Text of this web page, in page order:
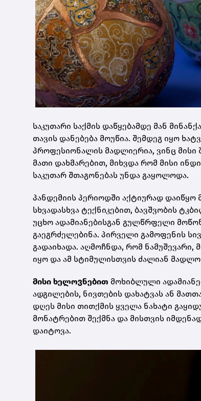
საკუთარი საქმის დაწყებამდე მან
თავის დანებება მოუწია. შემდეგ იყო
პროფესიონალის მადლიერია, ვინც მისი
მათი დახმარებით, მიხვდა რომ მისი
საკუთარ შთაგონებას უნდა გაყოლოდა.
პანდემიის პერიოდში აქტიურად დაიწყო
სხვადასხვა ტექნიკებით, ბავშვობის
უცხო ადამიანებისგან გულწრფელი
გაეგრძელებინა. პირველი გამოფენის
გადაიხადა. აღმოჩნდა, რომ ნამუშევარი,
იყო და ამ სტიმულისთვის ძალიან
მისი ხელოვნებით მოხიბლული
ადგილების, ნივთების დახატვას ან
დღეს მისი თითქმის ყველა ნახატი
მონატრებით შექმნა და მისთვის
დაიტოვა.